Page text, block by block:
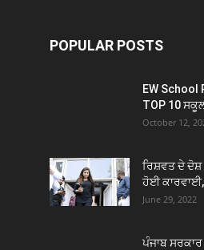
POPULAR POSTS
EW School
TOP 10
October 12,
ਰਿਸ਼ਵਤ ਦੇ
ਹੋਈ
June 29, 2022
ਪੰਜਾਬ